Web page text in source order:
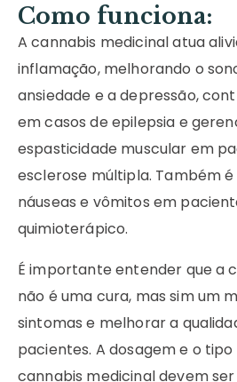
Como funciona:
A cannabis medicinal atua
inflamação, melhorando o
ansiedade e a depressão,
em casos de epilepsia e
espasticidade muscular em
esclerose múltipla. Também
náuseas e vômitos em
quimioterápico.
É importante entender que a
não é uma cura, mas sim um
sintomas e melhorar a
pacientes. A dosagem e o
cannabis medicinal devem